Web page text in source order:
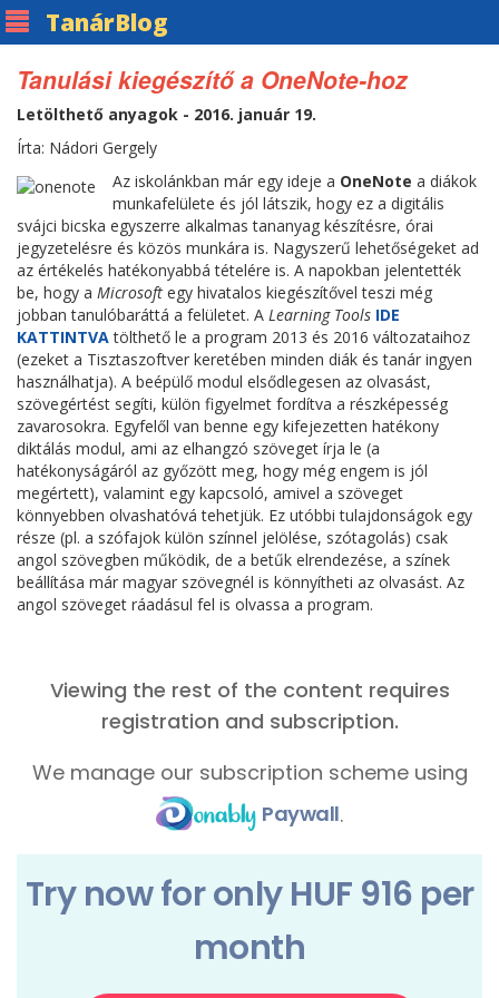
TanárBlog
Tanulási kiegészítő a OneNote-hoz
Letölthető anyagok - 2016. január 19.
Írta: Nádori Gergely
Az iskolánkban már egy ideje a OneNote a diákok
munkafelülete és jól látszik, hogy ez a digitális
svájci bicska egyszerre alkalmas tananyag készítésre, órai
jegyzetelésre és közös munkára is. Nagyszerű lehetőségeket ad
az értékelés hatékonyabbá tételére is. A napokban jelentették
be, hogy a Microsoft egy hivatalos kiegészítővel teszi még
jobban tanulóbaráttá a felületet. A Learning Tools IDE
KATTINTVAtölthető le a program 2013 és 2016 változataihoz
(ezeket a Tisztaszoftver keretében minden diák és tanár ingyen
használhatja). A beépülő modul elsődlegesen az olvasást,
szövegértést segíti, külön figyelmet fordítva a részképesség
zavarosokra. Egyfelől van benne egy kifejezetten hatékony
diktálás modul, ami az elhangzó szöveget írja le (a
hatékonyságáról az győzött meg, hogy még engem is jól
megértett), valamint egy kapcsoló, amivel a szöveget
könnyebben olvashatóvá tehetjük. Ez utóbbi tulajdonságok egy
része (pl. a szófajok külön színnel jelölése, szótagolás) csak
angol szövegben működik, de a betűk elrendezése, a színek
beállítása már magyar szövegnél is könnyítheti az olvasást. Az
angol szöveget ráadásul fel is olvassa a program.